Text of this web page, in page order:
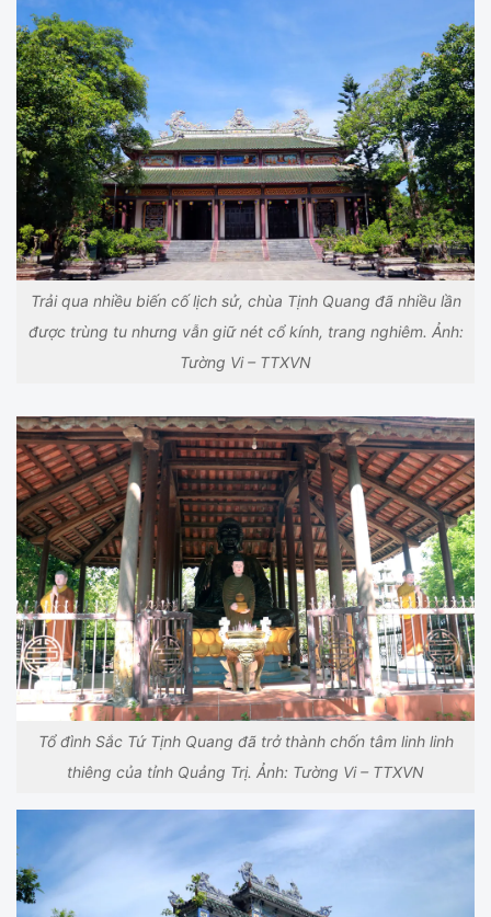
Trải qua nhiều biến cố lịch sử, chùa Tịnh Quang đã nhiều lần
được trùng tu nhưng vẫn giữ nét cổ kính, trang nghiêm. Ảnh:
Tường Vi – TTXVN
Tổ đình Sắc Tứ Tịnh Quang đã trở thành chốn tâm linh linh
thiêng của tỉnh Quảng Trị. Ảnh: Tường Vi – TTXVN